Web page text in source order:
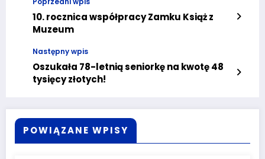
10. rocznica współpracy Zamku Książ z
Muzeum
Następny wpis
Oszukała 78-letnią seniorkę na kwotę 48
tysięcy złotych!
POWIĄZANE WPISY